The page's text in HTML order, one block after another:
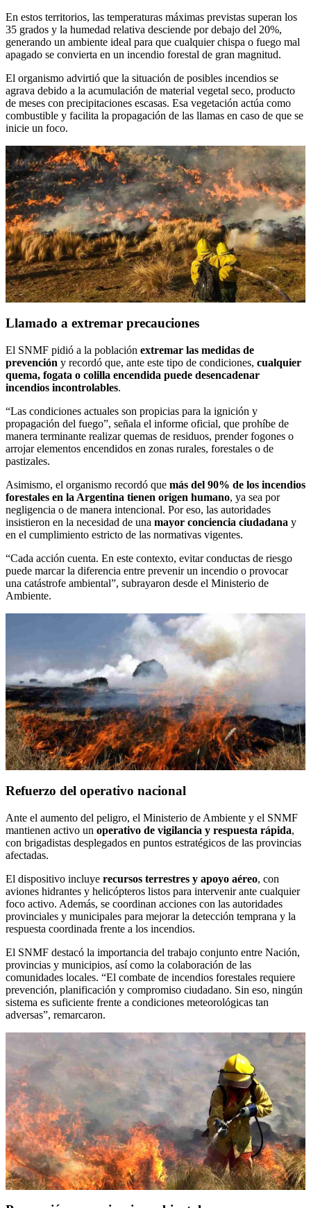
En estos territorios, las temperaturas máximas previstas superan los
35 grados y la humedad relativa desciende por debajo del 20%,
generando un ambiente ideal para que cualquier chispa o fuego mal
apagado se convierta en un incendio forestal de gran magnitud.
El organismo advirtió que la situación de posibles incendios se
agrava debido a la acumulación de material vegetal seco, producto
de meses con precipitaciones escasas. Esa vegetación actúa como
combustible y facilita la propagación de las llamas en caso de que se
inicie un foco.
Llamado a extremar precauciones
El SNMF pidió a la población extremar las medidas de
prevención y recordó que, ante este tipo de condiciones, cualquier
quema, fogata o colilla encendida puede desencadenar
incendios incontrolables.
“Las condiciones actuales son propicias para la ignición y
propagación del fuego”, señala el informe oficial, que prohíbe de
manera terminante realizar quemas de residuos, prender fogones o
arrojar elementos encendidos en zonas rurales, forestales o de
pastizales.
Asimismo, el organismo recordó que más del 90% de los incendios
forestales en la Argentina tienen origen humano, ya sea por
negligencia o de manera intencional. Por eso, las autoridades
insistieron en la necesidad de una mayor conciencia ciudadana y
en el cumplimiento estricto de las normativas vigentes.
“Cada acción cuenta. En este contexto, evitar conductas de riesgo
puede marcar la diferencia entre prevenir un incendio o provocar
una catástrofe ambiental”, subrayaron desde el Ministerio de
Ambiente.
Refuerzo del operativo nacional
Ante el aumento del peligro, el Ministerio de Ambiente y el SNMF
mantienen activo un operativo de vigilancia y respuesta rápida,
con brigadistas desplegados en puntos estratégicos de las provincias
afectadas.
El dispositivo incluye recursos terrestres y apoyo aéreo, con
aviones hidrantes y helicópteros listos para intervenir ante cualquier
foco activo. Además, se coordinan acciones con las autoridades
provinciales y municipales para mejorar la detección temprana y la
respuesta coordinada frente a los incendios.
El SNMF destacó la importancia del trabajo conjunto entre Nación,
provincias y municipios, así como la colaboración de las
comunidades locales. “El combate de incendios forestales requiere
prevención, planificación y compromiso ciudadano. Sin eso, ningún
sistema es suficiente frente a condiciones meteorológicas tan
adversas”, remarcaron.